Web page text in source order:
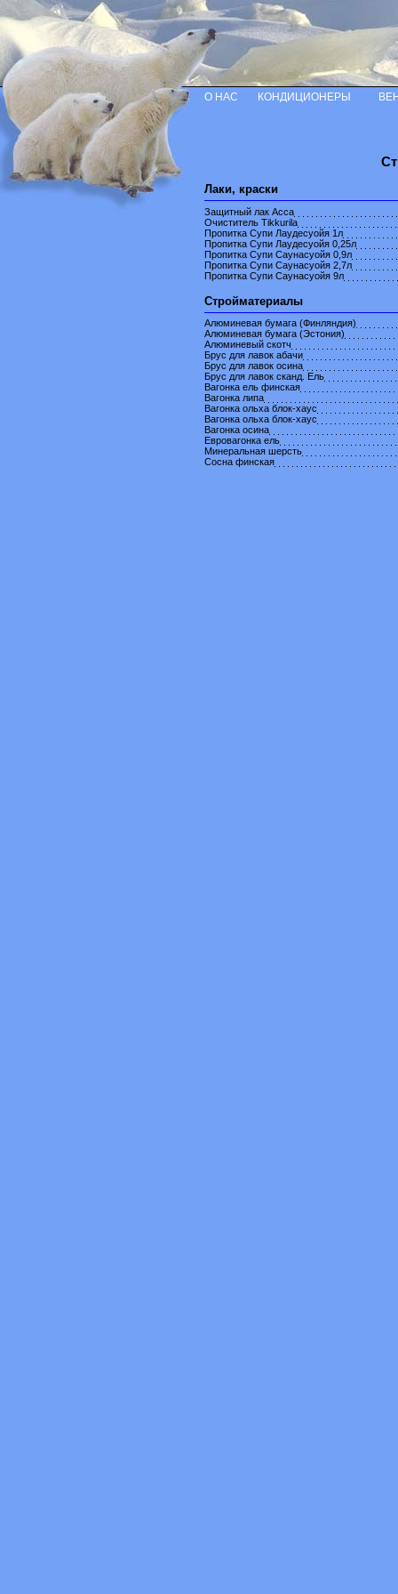
Лаки, краски
Защитный лак Асса
Очиститель Tikkurila
Пропитка Супи Лаудесуойя 1л
Пропитка Супи Лаудесуойя 0,25л
Пропитка Супи Саунасуойя 0,9л
Пропитка Супи Саунасуойя 2,7л
Пропитка Супи Саунасуойя 9л
Стройматериалы
Алюминевая бумага (Финляндия)
Алюминевая бумага (Эстония)
Алюминевый скотч
Брус для лавок абачи
Брус для лавок осина
Брус для лавок сканд. Ель
Вагонка ель финская
Вагонка липа
Вагонка ольха блок-хаус
Вагонка ольха блок-хаус
Вагонка осина
Евровагонка ель
Минеральная шерсть
Сосна финская
О НАС КОНДИЦИОНЕРЫ